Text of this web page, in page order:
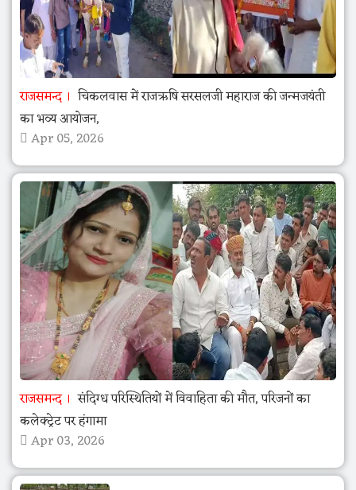
राजसमन्द
चिकलवास में राजऋषि सरसलजी महाराज की जन्मजयंती
का भव्य आयोजन,
Apr 05, 2026
राजसमन्द
संदिग्ध परिस्थितियों में विवाहिता की मौत, परिजनों का
कलेक्ट्रेट पर हंगामा
Apr 03, 2026